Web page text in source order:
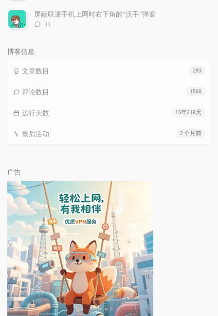
数：
屏蔽联通手机上网时右下角的“沃手”弹窗
评
11
博客信息
293
文章数目
1508
评论数目
15年218天
运行天数
2 个月前
最后活动
广告